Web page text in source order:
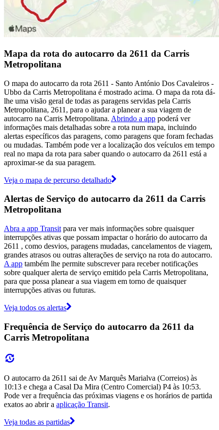
Mapa da rota do autocarro da 2611 da Carris
Metropolitana
O mapa do autocarro da rota 2611 - Santo António Dos Cavaleiros -
Ubbo da Carris Metropolitana é mostrado acima. O mapa da rota dá-
lhe uma visão geral de todas as paragens servidas pela Carris
Metropolitana, 2611, para o ajudar a planear a sua viagem de
autocarro na Carris Metropolitana. Abrindo a app poderá ver
informações mais detalhadas sobre a rota num mapa, incluindo
alertas específicos das paragens, como paragens que foram fechadas
ou mudadas. Também pode ver a localização dos veículos em tempo
real no mapa da rota para saber quando o autocarro da 2611 está a
aproximar-se da sua paragem.
Veja o mapa de percurso detalhado
Alertas de Serviço do autocarro da 2611 da Carris
Metropolitana
Abra a app Transit para ver mais informações sobre quaisquer
interrupções ativas que possam impactar o horário do autocarro da
2611 , como desvios, paragens mudadas, cancelamentos de viagem,
grandes atrasos ou outras alterações de serviço na rota do autocarro.
A app também lhe permite subscrever para receber notificações
sobre qualquer alerta de serviço emitido pela Carris Metropolitana,
para que possa planear a sua viagem em torno de quaisquer
interrupções ativas ou futuras.
Veja todos os alertas
Frequência de Serviço do autocarro da 2611 da
Carris Metropolitana
O autocarro da 2611 sai de Av Marquês Marialva (Correios) às
10:13 e chega a Casal Da Mira (Centro Comercial) P4 às 10:53.
Pode ver a frequência das próximas viagens e os horários de partida
exatos ao abrir a aplicação Transit.
Veja todas as partidas